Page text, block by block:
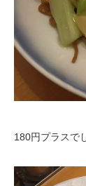
180円プラスで